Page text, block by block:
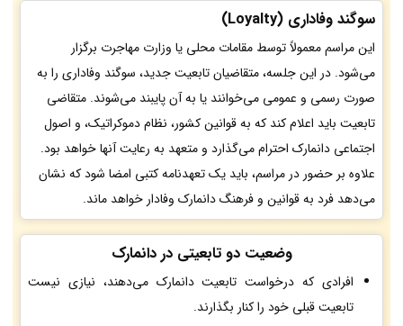
سوگند وفاداری (Loyalty)
این مراسم معمولاً توسط مقامات محلی یا وزارت مهاجرت برگزار
می‌شود. در این جلسه، متقاضیان تابعیت جدید، سوگند وفاداری را به
صورت رسمی و عمومی می‌خوانند یا به آن پایبند می‌شوند. متقاضی
تابعیت باید اعلام کند که به قوانین کشور، نظام دموکراتیک، و اصول
اجتماعی دانمارک احترام می‌گذارد و متعهد به رعایت آنها خواهد بود.
علاوه بر حضور در مراسم، باید یک تعهدنامه کتبی امضا شود که نشان
می‌دهد فرد به قوانین و فرهنگ دانمارک وفادار خواهد ماند.
وضعیت دو تابعیتی در دانمارک
افرادی که درخواست تابعیت دانمارک می‌دهند، نیازی نیست
تابعیت قبلی خود را کنار بگذارند.